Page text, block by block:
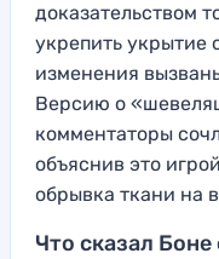
доказательством
укрепить укрытие
изменения
Версию о
комментаторы
объяснив это
обрывка ткани на
Что сказал